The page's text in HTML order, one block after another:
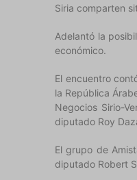
Siria comparten
Adelantó la
económico.
El encuentro
la República
Negocios Sirio-
diputado Roy
El grupo de
diputado Robert